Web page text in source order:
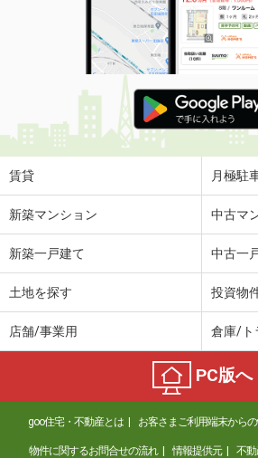
賃貸 月極駐
新築マンション 中古マ
新築一戸建て 中古一
土地を探す 投資物
店舗/事業用 倉庫/ト
PC版へ
goo住宅・不動産とは お客さまご利用端末から
物件に関するお問合せの流れ 情報提供元 不